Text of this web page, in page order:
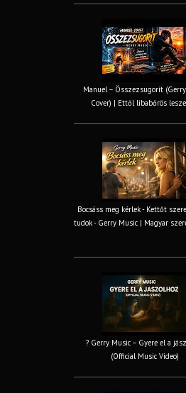
Manuel – Összezsugorít
Cover) | Ettől libabőrös
Bocsáss meg kérlek - Kettőt
tudok - Gerry Music | Magyar
? Gerry Music – Gyere el a
(Official Music Video)